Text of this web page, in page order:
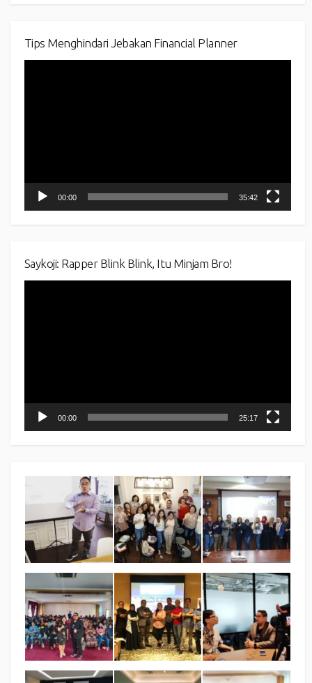
Tips Menghindari Jebakan Financial Planner
00:00 35:42
Saykoji: Rapper Blink Blink, Itu Minjam Bro!
00:00 25:17